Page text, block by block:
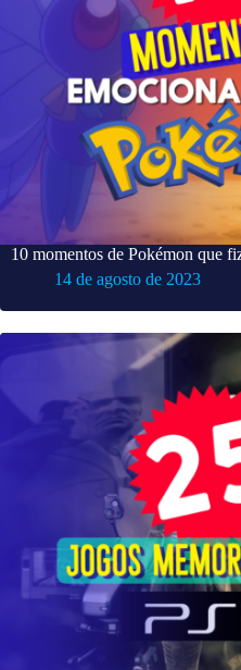
10 momentos de Pokémon que
14 de agosto de 2023